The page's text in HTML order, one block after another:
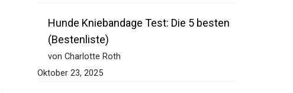
Hunde Kniebandage Test: Die 5 besten
(Bestenliste)
von Charlotte Roth
Oktober 23, 2025